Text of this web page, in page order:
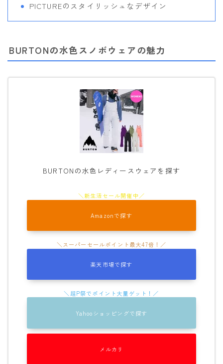
PICTUREのスタイリッシュなデザイン
BURTONの水色スノボウェアの魅力
BURTONの水色レディースウェアを探す
Amazonで探す
楽天市場で探す
Yahooショッピングで探す
メルカリ